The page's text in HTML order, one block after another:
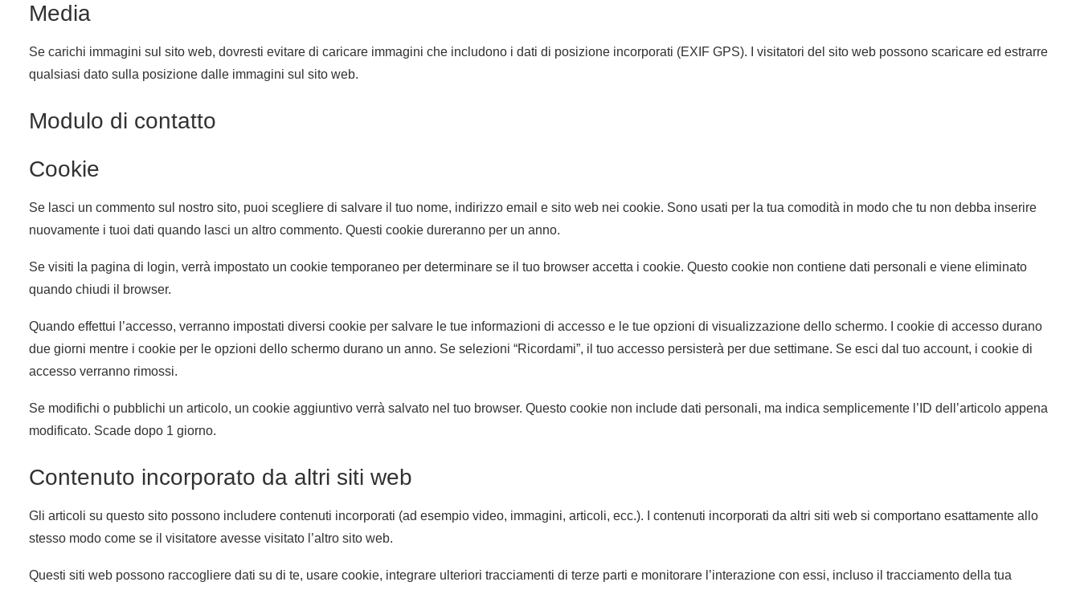
Media
Se carichi immagini sul sito web, dovresti evitare di caricare immagini che includono i dati di posizione incorporati (EXIF GPS). I visitatori del sito web possono scaricare ed estrarre
qualsiasi dato sulla posizione dalle immagini sul sito web.
Modulo di contatto
Cookie
Se lasci un commento sul nostro sito, puoi scegliere di salvare il tuo nome, indirizzo email e sito web nei cookie. Sono usati per la tua comodità in modo che tu non debba inserire
nuovamente i tuoi dati quando lasci un altro commento. Questi cookie dureranno per un anno.
Se visiti la pagina di login, verrà impostato un cookie temporaneo per determinare se il tuo browser accetta i cookie. Questo cookie non contiene dati personali e viene eliminato
quando chiudi il browser.
Quando effettui l’accesso, verranno impostati diversi cookie per salvare le tue informazioni di accesso e le tue opzioni di visualizzazione dello schermo. I cookie di accesso durano
due giorni mentre i cookie per le opzioni dello schermo durano un anno. Se selezioni “Ricordami”, il tuo accesso persisterà per due settimane. Se esci dal tuo account, i cookie di
accesso verranno rimossi.
Se modifichi o pubblichi un articolo, un cookie aggiuntivo verrà salvato nel tuo browser. Questo cookie non include dati personali, ma indica semplicemente l’ID dell’articolo appena
modificato. Scade dopo 1 giorno.
Contenuto incorporato da altri siti web
Gli articoli su questo sito possono includere contenuti incorporati (ad esempio video, immagini, articoli, ecc.). I contenuti incorporati da altri siti web si comportano esattamente allo
stesso modo come se il visitatore avesse visitato l’altro sito web.
Questi siti web possono raccogliere dati su di te, usare cookie, integrare ulteriori tracciamenti di terze parti e monitorare l’interazione con essi, incluso il tracciamento della tua